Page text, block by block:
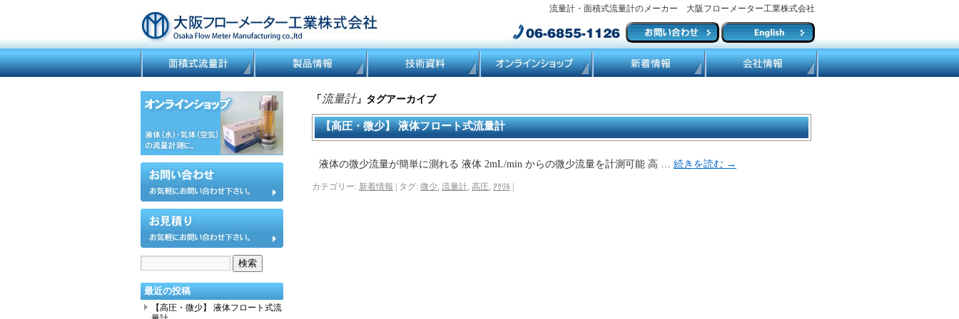
流量計・面積式流量計のメーカー 大阪フローメーター工業株式会社
「 流量計」タグアーカイブ
【高圧・微少】 液体フロート式流量計
液体の微少流量が簡単に測れる 液体 2mL/min からの微少流量を計測可能 高 … 続きを読む →
カテゴリー: 新着情報 タグ: 微少, 流量計, 高圧, ｱｸﾘﾙ
最近の投稿
【高圧・微少】 液体フロート式流